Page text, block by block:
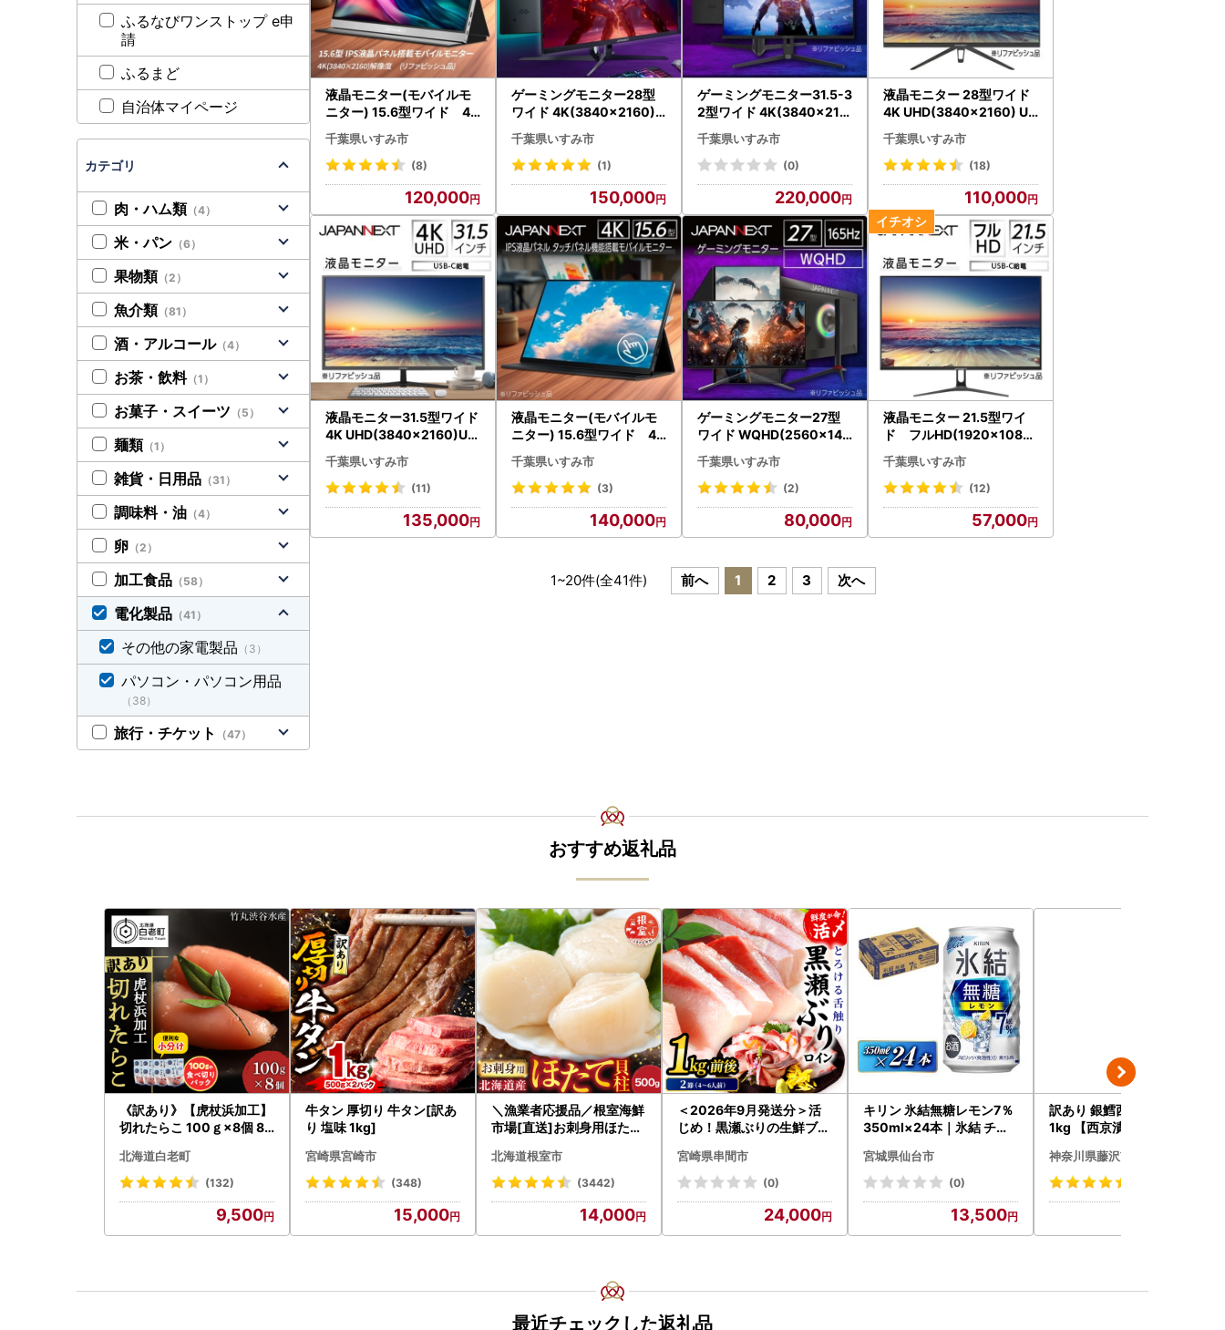
液晶モニター(モバイルモ
ニター) 15.6型ワイド 4K
(3840×2160)リファビッ
シュ品_モバイルモニター
4K リファビッシュ_【146
6951】
千葉県いすみ市
(8)
120,000
ゲーミングモニター28型
ワイド 4K(3840x2160)1
44Hz対応リファビッシュ
品_ゲーミングモニター 4K
144Hz リファビッシュ_【
1466955】
千葉県いすみ市
(1)
150,000
ゲーミングモニター31.5-3
2型ワイド 4K(3840x216
0)144Hz対応リファビッ
シュ品_ゲーミングモニタ
ー 4K 144Hz リファビッシ
ュ_【1466957】
千葉県いすみ市
(0)
220,000
液晶モニター 28型ワイド
4K UHD(3840×2160) US
B-C給電対応 リファビッシ
ュ品_液晶モニター 4K UH
D USB-C リファビッシュ_
【1388547】
千葉県いすみ市
(18)
110,000
液晶モニター31.5型ワイド
4K UHD(3840x2160)US
B-C給電対応リファビッシ
ュ品_液晶モニター 4K UH
D USB-C リファビッシュ_
【1388553】
千葉県いすみ市
(11)
135,000
液晶モニター(モバイルモ
ニター) 15.6型ワイド 4K
タッチパネル対応 リファ
ビッシュ品_モバイルモニ
ター 4K タッチパネル リフ
ァビッシュ_【1466952】
千葉県いすみ市
(3)
140,000
ゲーミングモニター27型
ワイド WQHD(2560x144
0)165Hz対応リファビッ
シュ品_ゲーミングモニタ
ー WQHD 165Hz リファビ
ッシュ_【1466988】
千葉県いすみ市
(2)
80,000
液晶モニター 21.5型ワイ
ド フルHD(1920×1080)
USB-C給電対応リファ
ビッシュ品_液晶モニター
フルHD USB-C リファビッ
シュ_【1388428】
千葉県いすみ市
(12)
57,000
1~20件(全41件) 前へ 1 2 3 次へ
ふるなびワンストップ e申
請
ふるまど
自治体マイページ
カテゴリ
肉・ハム類 （4）
米・パン （6）
果物類 （2）
魚介類 （81）
酒・アルコール（4）
お茶・飲料（1）
お菓子・スイーツ （5）
麺類 （1）
雑貨・日用品 （31）
調味料・油 （4）
卵 （2）
加工食品 （58）
電化製品 （41）
その他の家電製品 （3）
パソコン・パソコン用品
（38）
旅行・チケット （47）
おすすめ返礼品
《訳あり》【虎杖浜加工】
切れたらこ 100ｇ×8個 80
北海道白老町
(132)
9,500
牛タン 厚切り 牛タン[訳あ
り 塩味 1kg]
宮崎県宮崎市
(348)
15,000
＼漁業者応援品／根室海鮮
市場[直送]お刺身用ほたて
北海道根室市
(3442)
14,000
＜2026年9月発送分＞活
じめ！黒瀬ぶりの生鮮ブリ
K001-012-2609
宮崎県串間市
(0)
24,000
キリン 氷結無糖レモン7％
350ml×24本｜氷結 チュ
宮城県仙台市
(0)
13,500
訳あり 銀鱈西京漬け 10切
1kg 【西京漬け】
神奈川県藤沢市
最近チェックした返礼品